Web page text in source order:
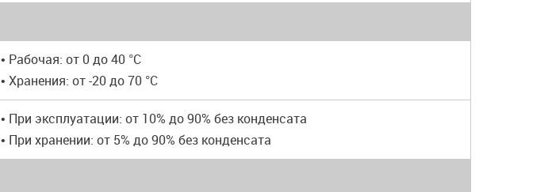
• Рабочая: от 0 до 40 °C
• Хранения: от -20 до 70 °C
• При эксплуатации: от 10% до 90% без конденсата
• При хранении: от 5% до 90% без конденсата